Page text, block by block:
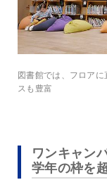
図書館では、フロア
スも豊富
ワンキャン
学年の枠を